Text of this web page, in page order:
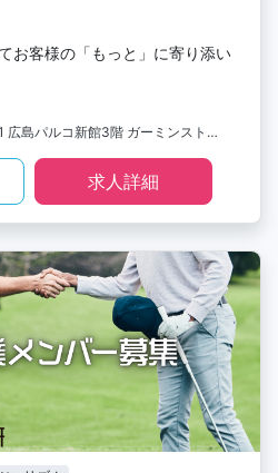
お客様の「もっと」に寄り添い
広島県広島市中区新天地2-1 広島パルコ新館3階 ガーミンストア広島
求人詳細